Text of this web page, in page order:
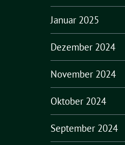
Januar 2025
Dezember 2024
November 2024
Oktober 2024
September 2024